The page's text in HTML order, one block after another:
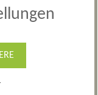
über 40